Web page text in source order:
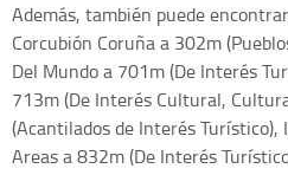
Además, también puede
Corcubión Coruña a 302m
Del Mundo a 701m (De Interés
713m (De Interés Cultural,
(Acantilados de Interés Turístico),
Areas a 832m (De Interés